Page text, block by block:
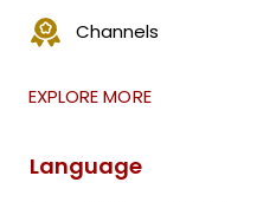
Channels
EXPLORE MORE
Language